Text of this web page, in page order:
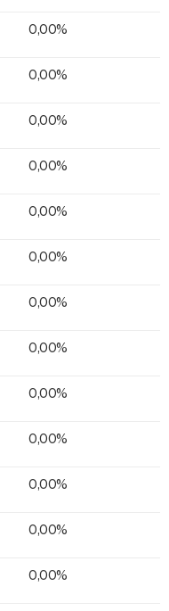
0,00%
0,00%
0,00%
0,00%
0,00%
0,00%
0,00%
0,00%
0,00%
0,00%
0,00%
0,00%
0,00%